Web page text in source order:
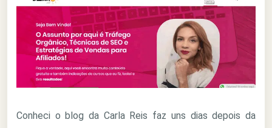
Conheci o blog da Carla Reis faz uns dias depois da